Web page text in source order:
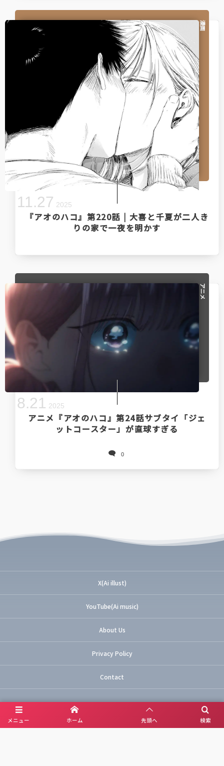
漫画
『アオのハコ』第220話 | 大喜と千夏が二人き
りの家で一夜を明かす
11 .27 2025
アニメ
アニメ『アオのハコ』第24話サブタイ「ジェ
ットコースター」が直球すぎる
0
8.21 2025
メニュー 検索
ホーム 先頭へ
X(Ai illust)
YouTube(Ai music)
About Us
Privacy Policy
Contact